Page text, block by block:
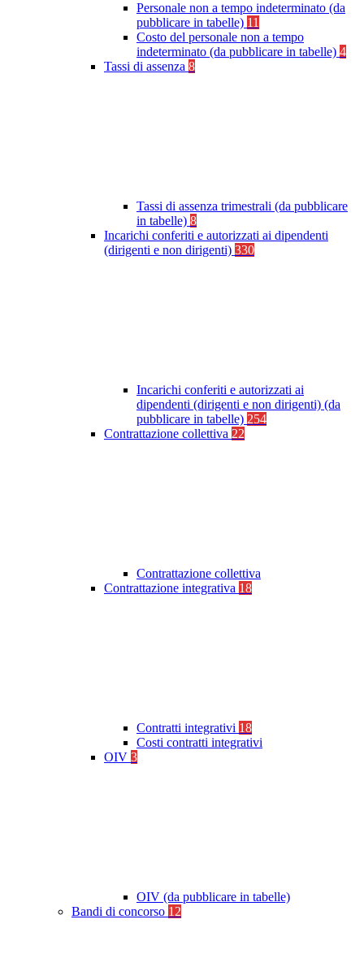
Personale non a tempo indeterminato (da
pubblicare in tabelle) 11
Costo del personale non a tempo
indeterminato (da pubblicare in tabelle) 4
Tassi di assenza 8
Tassi di assenza trimestrali (da pubblicare
in tabelle) 8
Incarichi conferiti e autorizzati ai dipendenti
(dirigenti e non dirigenti) 330
Incarichi conferiti e autorizzati ai
dipendenti (dirigenti e non dirigenti) (da
pubblicare in tabelle) 254
Contrattazione collettiva 22
Contrattazione collettiva
Contrattazione integrativa 18
Contratti integrativi 18
Costi contratti integrativi
OIV 3
OIV (da pubblicare in tabelle)
Bandi di concorso 12